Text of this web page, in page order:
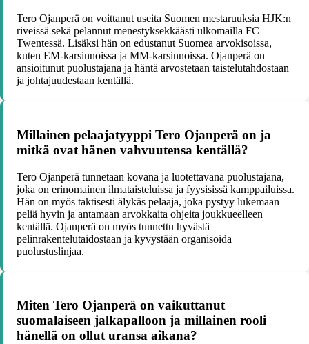
Tero Ojanperä on voittanut useita Suomen mestaruuksia HJK:n
riveissä sekä pelannut menestyksekkäästi ulkomailla FC
Twentessä. Lisäksi hän on edustanut Suomea arvokisoissa,
kuten EM-karsinnoissa ja MM-karsinnoissa. Ojanperä on
ansioitunut puolustajana ja häntä arvostetaan taistelutahdostaan
ja johtajuudestaan kentällä.
Millainen pelaajatyyppi Tero Ojanperä on ja
mitkä ovat hänen vahvuutensa kentällä?
Tero Ojanperä tunnetaan kovana ja luotettavana puolustajana,
joka on erinomainen ilmataisteluissa ja fyysisissä kamppailuissa.
Hän on myös taktisesti älykäs pelaaja, joka pystyy lukemaan
peliä hyvin ja antamaan arvokkaita ohjeita joukkueelleen
kentällä. Ojanperä on myös tunnettu hyvästä
pelinrakentelutaidostaan ja kyvystään organisoida
puolustuslinjaa.
Miten Tero Ojanperä on vaikuttanut
suomalaiseen jalkapalloon ja millainen rooli
hänellä on ollut uransa aikana?